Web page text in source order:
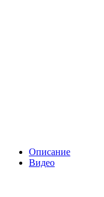
Описание
Видео